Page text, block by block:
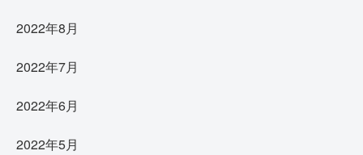
2022年8月
2022年7月
2022年6月
2022年5月